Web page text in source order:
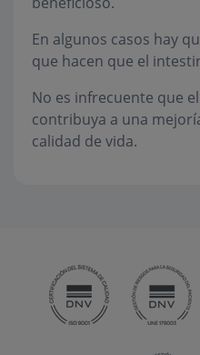
En algunos casos hay
que hacen que el
No es infrecuente que
contribuya a una
calidad de vida.